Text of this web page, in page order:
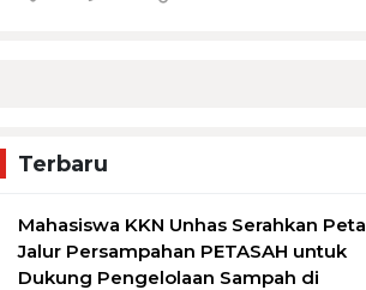
Terbaru
Mahasiswa KKN Unhas Serahkan Peta
Jalur Persampahan PETASAH untuk
Dukung Pengelolaan Sampah di